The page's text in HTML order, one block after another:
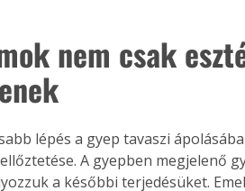
nem csak
lépés a gyep tavaszi
A gyepben megjelenő
a későbbi terjedésüket.